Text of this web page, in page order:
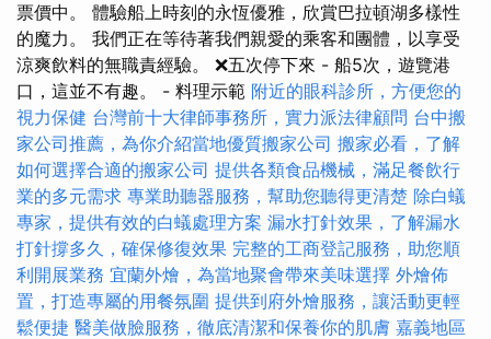
票價中。 體驗船上時刻的永恆優雅，欣賞巴拉頓湖多樣性
的魔力。 我們正在等待著我們親愛的乘客和團體，以享受
涼爽飲料的無職責經驗。 ❌五次停下來 - 船5次，遊覽港
口，這並不有趣。 - 料理示範 附近的眼科診所，方便您的
視力保健 台灣前十大律師事務所，實力派法律顧問 台中搬
家公司推薦，為你介紹當地優質搬家公司 搬家必看，了解
如何選擇合適的搬家公司 提供各類食品機械，滿足餐飲行
業的多元需求 專業助聽器服務，幫助您聽得更清楚 除白蟻
專家，提供有效的白蟻處理方案 漏水打針效果，了解漏水
打針撐多久，確保修復效果 完整的工商登記服務，助您順
利開展業務 宜蘭外燴，為當地聚會帶來美味選擇 外燴佈
置，打造專屬的用餐氛圍 提供到府外燴服務，讓活動更輕
鬆便捷 醫美做臉服務，徹底清潔和保養你的肌膚 嘉義地區